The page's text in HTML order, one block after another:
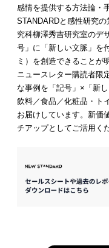
感情を提供する方法論・
STANDARDと感性研究
究科柳澤秀吉研究室のデ
号」に「新しい文脈」を
ミ）を創造できることが
ニュースレター購読者限
な事例を「記号」×「新
飲料／食品／化粧品・ト
お届けしています。新価
チアップとしてご活用く